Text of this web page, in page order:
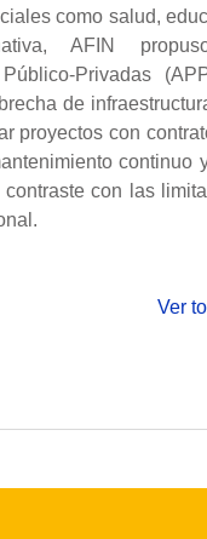
como salud,
AFIN
Privadas
de
proyectos con
continuo
con las
Ver